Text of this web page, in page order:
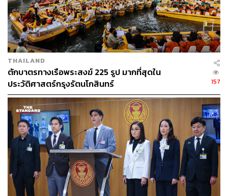
THAILAND
ตักบาตรทางเรือพระสงฆ์ 225 รูป มากที่สุดใน
ประวัติศาสตร์กรุงรัตนโกสินทร์
157